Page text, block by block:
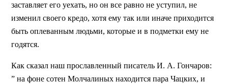
заставляет его уехать, но он все равно не уступил, не
изменил своего кредо, хотя ему так или иначе приходится
быть оплеванным людьми, которые и в подметки ему не
годятся.
Как сказал наш прославленный писатель И. А. Гончаров:
” на фоне сотен Молчалиных находится пара Чацких, и